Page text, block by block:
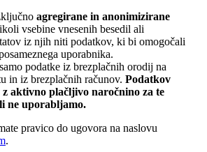
agregirane in anonimizirane
vsebine vnesenih besedil ali
iz njih niti podatkov, ki bi omogočali
uporabnika.
podatke iz brezplačnih orodij na
in iz brezplačnih računov. Podatkov
aktivno plačljivo naročnino za te
ne uporabljamo.
pravico do ugovora na naslovu
.